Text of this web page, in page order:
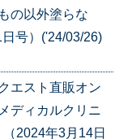
の以外塗らな
号）('24/03/26)
エスト直販オン
ディカルクリニ
2024年3月14日